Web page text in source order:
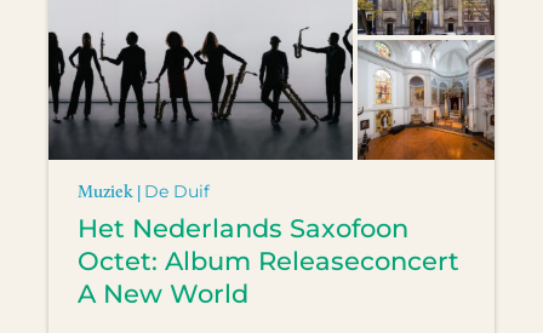
Muziek | De Duif
Het Nederlands Saxofoon
Octet: Album Releaseconcert
A New World